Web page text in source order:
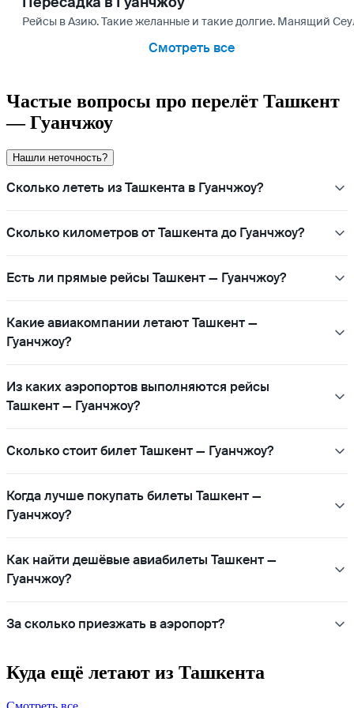
Рейсы в Азию. Такие желанные и такие долгие. Манящий
Смотреть все
Частые вопросы про перелёт Ташкент
— Гуанчжоу
Нашли неточность?
Сколько лететь из Ташкента в Гуанчжоу?
Сколько километров от Ташкента до Гуанчжоу?
Есть ли прямые рейсы Ташкент — Гуанчжоу?
Какие авиакомпании летают Ташкент —
Гуанчжоу?
Из каких аэропортов выполняются рейсы
Ташкент — Гуанчжоу?
Сколько стоит билет Ташкент — Гуанчжоу?
Когда лучше покупать билеты Ташкент —
Гуанчжоу?
Как найти дешёвые авиабилеты Ташкент —
Гуанчжоу?
За сколько приезжать в аэропорт?
Куда ещё летают из Ташкента